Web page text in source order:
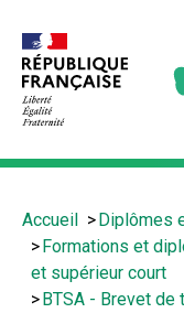
contenu
principal
Vous
êtes
Accueil
Diplômes
Formations et
et supérieur court
BTSA - Brevet de